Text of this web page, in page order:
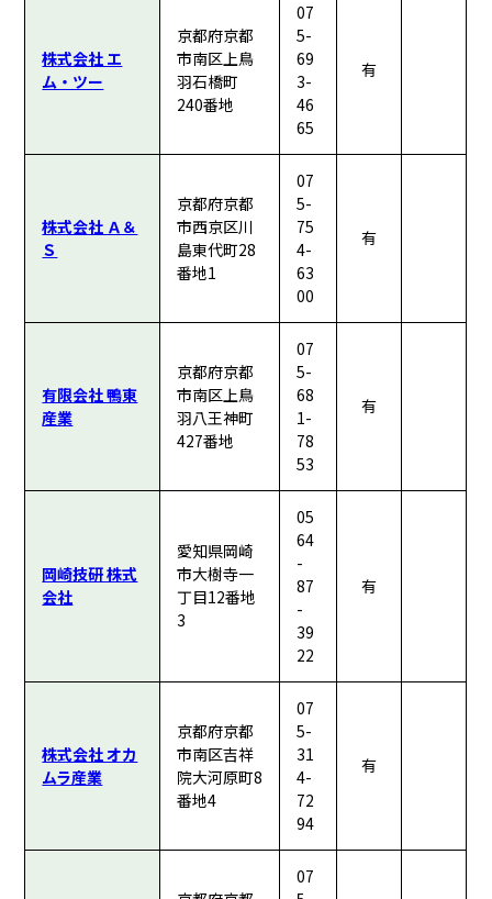
株式会社 エ
ム・ツー
京都府京都
市南区上鳥
羽石橋町
240番地
07
5-
69
3-
46
65
有
株式会社 Ａ＆
Ｓ
京都府京都
市西京区川
島東代町28
番地1
07
5-
75
4-
63
00
有
有限会社 鴨東
産業
京都府京都
市南区上鳥
羽八王神町
427番地
07
5-
68
1-
78
53
有
岡崎技研 株式
会社
愛知県岡崎
市大樹寺一
丁目12番地
3
05
64
-
87
-
39
22
有
株式会社 オカ
ムラ産業
京都府京都
市南区吉祥
院大河原町8
番地4
07
5-
31
4-
72
94
有
07